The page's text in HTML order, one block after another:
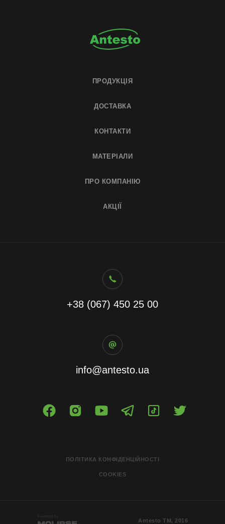
ПОЛІТИКА КОНФІДЕНЦІЙНОСТІ
COOKIES
info@antesto.ua
+38 (067) 450 25 00
ПРОДУКЦІЯ
МАТЕРІАЛИ
АКЦІЇ
ДОСТАВКА
ПРО КОМПАНІЮ
КОНТАКТИ
Antesto ТМ, 2016